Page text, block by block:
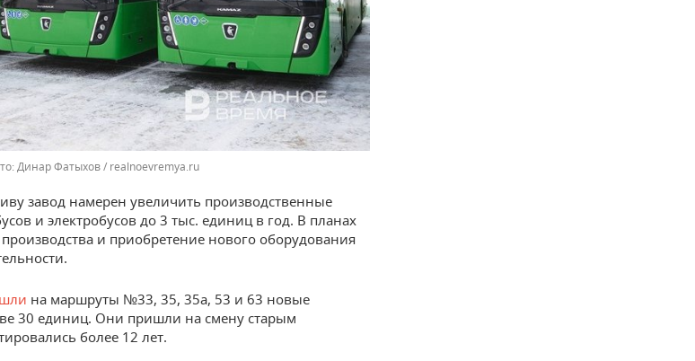
Динар Фатыхов / realnoevremya.ru
завод намерен увеличить производственные
и электробусов до 3 тыс. единиц в год. В планах
и приобретение нового оборудования
на маршруты №33, 35, 35а, 53 и 63 новые
30 единиц. Они пришли на смену старым
более 12 лет.